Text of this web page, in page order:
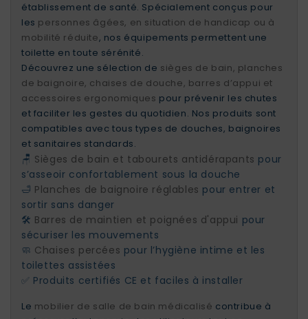
établissement de santé. Spécialement conçus pour
les personnes âgées, en situation de handicap ou à
mobilité réduite, nos équipements permettent une
toilette en toute sérénité.
Découvrez une sélection de sièges de bain, planches
de baignoire, chaises de douche, barres d’appui et
accessoires ergonomiques pour prévenir les chutes
et faciliter les gestes du quotidien. Nos produits sont
compatibles avec tous types de douches, baignoires
et sanitaires standards.
🪑 Sièges de bain et tabourets antidérapants pour
s’asseoir confortablement sous la douche
🛁 Planches de baignoire réglables pour entrer et
sortir sans danger
🛠️ Barres de maintien et poignées d'appui pour
sécuriser les mouvements
🧼 Chaises percées pour l’hygiène intime et les
toilettes assistées
✅ Produits certifiés CE et faciles à installer
Le mobilier de salle de bain médicalisé contribue à